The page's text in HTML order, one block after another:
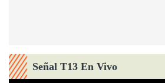
Señal T13 En Vivo